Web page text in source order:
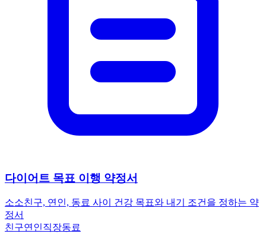
다이어트 목표 이행 약정서
소소친구, 연인, 동료 사이 건강 목표와 내기 조건을 정하는 약
정서
친구연인직장동료